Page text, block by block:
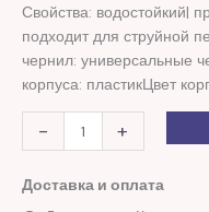
Свойства: водостойкий|
подходит для струйной
чернил: универсальные
корпуса: пластикЦвет
- +
Доставка и оплата